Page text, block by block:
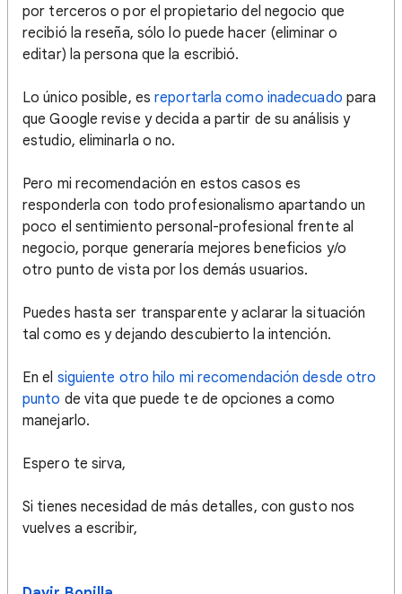
por terceros o por el propietario del negocio que
recibió la reseña, sólo lo puede hacer (eliminar o
editar) la persona que la escribió.
Lo único posible, esreportarla como inadecuado para
que Google revise y decida a partir de su análisis y
estudio, eliminarla o no.
Pero mi recomendación en estos casos es
responderla con todo profesionalismo apartando un
poco el sentimiento personal-profesional frente al
negocio, porque generaría mejores beneficios y/o
otro punto de vista por los demás usuarios.
Puedes hasta ser transparente y aclarar la situación
tal como es y dejando descubierto la intención.
En el siguiente otro hilo mi recomendación desde otro
punto de vita que puede te de opciones a como
manejarlo.
Espero te sirva,
Si tienes necesidad de más detalles, con gusto nos
vuelves a escribir,